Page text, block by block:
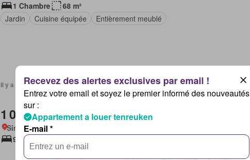
1 Chambre
68 m²
Jardin
Cuisine équipée Entièrement meublé
Il y a 4 jours, 6 heures sur Renthero
1 020 €/mois
Sint-lambrechts-woluwe, Bruxelles
9 Chambres
Entrez votre email et soyez le premier informé des nouveautés
sur :
Appartement a louer tenreuken
E-mail *